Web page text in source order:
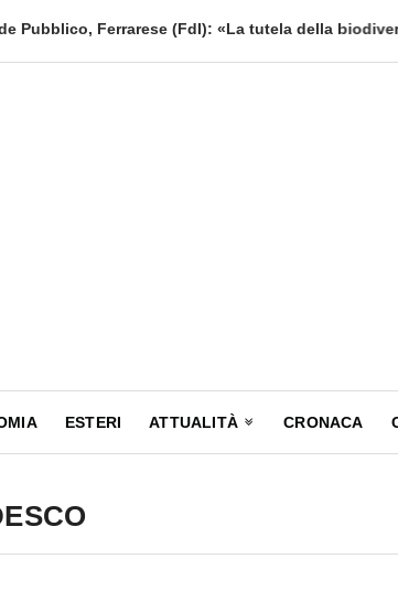
Ferrarese (FdI): «La tutela della biodiversità
ESTERI ATTUALITÀ CRONACA